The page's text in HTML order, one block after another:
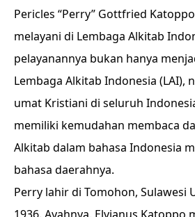
Pericles “Perry” Gottfried
melayani di Lembaga Alkitab
pelayanannya bukan hanya
Lembaga Alkitab Indonesia (LAI),
umat Kristiani di seluruh
memiliki kemudahan membaca
Alkitab dalam bahasa Indonesia
bahasa daerahnya.
Perry lahir di Tomohon, Sulawesi